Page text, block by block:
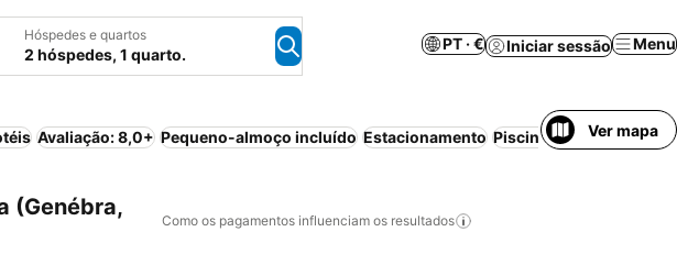
Hóspedes e quartos
2 hóspedes, 1 quarto.
PT · € Iniciar sessão Menu
Avaliação: 8,0+ Pequeno-almoço incluído Estacionamento Piscina Aparthotel Ar
Ver mapa
(Genébra,
Como os pagamentos influenciam os resultados